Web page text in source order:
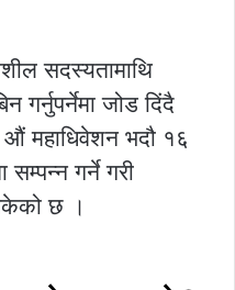
सदस्यतामाथि
गर्नुपर्नेमा जोड दिंदै
महाधिवेशन भदौ १६
गर्ने गरी
छ ।